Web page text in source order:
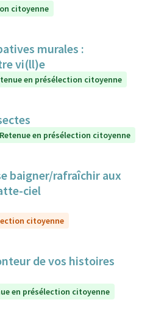
citoyenne
murales :
vi(ll)e
en présélection citoyenne
Retenue en présélection citoyenne
baigner/rafraîchir aux
ciel
citoyenne
de vos histoires
en présélection citoyenne